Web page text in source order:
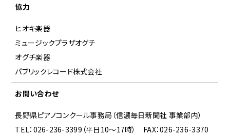
協力
ヒオキ楽器
ミュージックプラザオグチ
オグチ楽器
パブリックレコード株式会社
お問い合わせ
長野県ピアノコンクール事務局（信濃毎日新聞社 事業部内）
TEL：026-236-3399（平日10～17時） FAX：026-236-3370